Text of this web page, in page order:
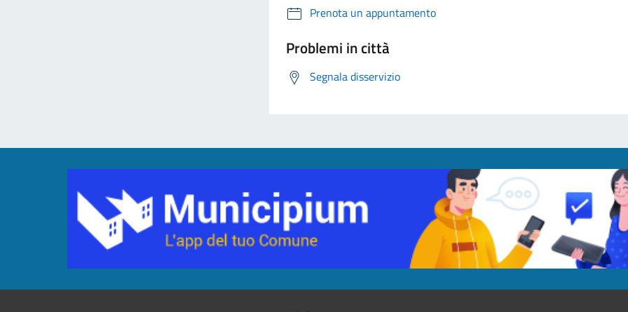
Prenota un appuntamento
Problemi in città
Segnala disservizio